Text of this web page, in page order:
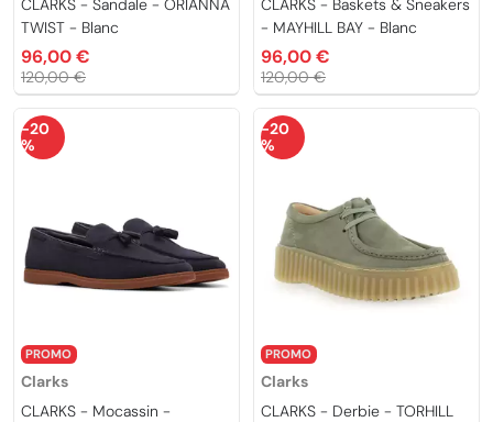
CLARKS - Sandale - ORIANNA
TWIST - Blanc
96,00 €
120,00 €
CLARKS - Baskets & Sneakers
- MAYHILL BAY - Blanc
96,00 €
120,00 €
PROMO
Clarks
CLARKS - Mocassin -
-20
%
PROMO
Clarks
CLARKS - Derbie - TORHILL
-20
%